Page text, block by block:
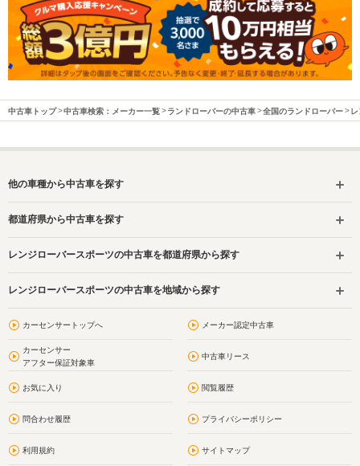
中古車トップ 中古車検索：メーカー一覧 ランドローバーの中古車 全国のランドローバー
他の車種から中古車を探す
都道府県から中古車を探す
レンジローバースポーツの中古車を都道府県から探す
レンジローバースポーツの中古車を地域から探す
カーセンサートップへ メーカー認定中古車
カーセンサー
アフター保証対象車
中古車リース
お気に入り 閲覧履歴
問合わせ履歴 プライバシーポリシー
利用規約 サイトマップ